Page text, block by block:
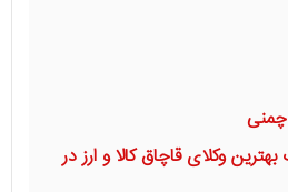
چمنی
وکلای قاچاق کالا و ارز در